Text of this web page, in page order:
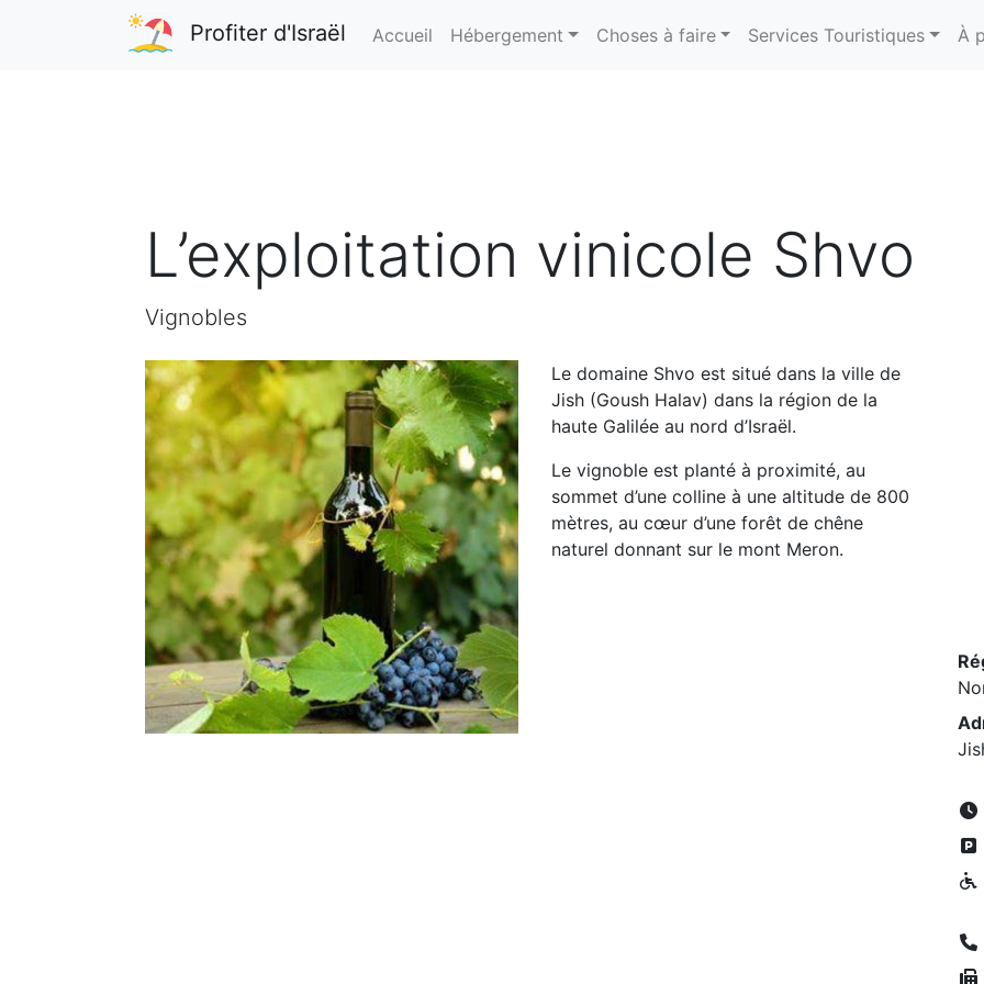
Profiter d'Israël Accueil Hébergement Choses à faire Services Touristiques À
L’exploitation vinicole Shvo
Vignobles
Le domaine Shvo est situé dans la ville de
Jish (Goush Halav) dans la région de la
haute Galilée au nord d’Israël.
Le vignoble est planté à proximité, au
sommet d’une colline à une altitude de 800
mètres, au cœur d’une forêt de chêne
naturel donnant sur le mont Meron.